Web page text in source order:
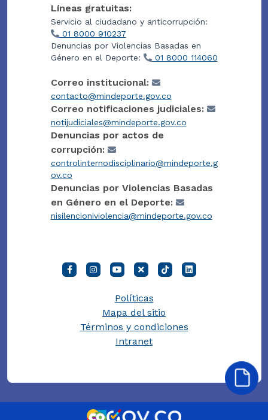
Líneas gratuitas:
Servicio al ciudadano y anticorrupción:
01 8000 910237
Denuncias por Violencias Basadas en
Género en el Deporte:
01 8000 114060
Correo institucional:
contacto@mindeporte.gov.co
Correo notificaciones judiciales:
notijudiciales@mindeporte.gov.co
Denuncias por actos de
corrupción:
controlinternodisciplinario@mindeporte.g
ov.co
Denuncias por Violencias Basadas
en Género en el Deporte:
nisilencioniviolencia@mindeporte.gov.co
Políticas
Mapa del sitio
Términos y condiciones
Intranet